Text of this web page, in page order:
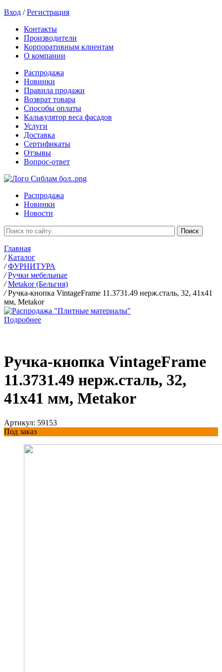
Вход /Регистрация
Контакты
Производители
Корпоративным клиентам
О компании
Распродажа
Новинки
Правила продажи
Возврат товара
Способы оплаты
Калькулятор веса фасадов
Услуги
Доставка
Сертификаты
Отзывы
Вопрос-ответ
Распродажа
Новинки
Новости
Главная
/ Каталог
/ ФУРНИТУРА
/ Ручки мебельные
/ Metakor (Бельгия)
/ Ручка-кнопка VintageFrame 11.3731.49 нерж.сталь, 32, 41х41
мм, Metakor
Подробнее
Ручка-кнопка VintageFrame
11.3731.49 нерж.сталь, 32,
41х41 мм, Metakor
Артикул: 59153
Под заказ